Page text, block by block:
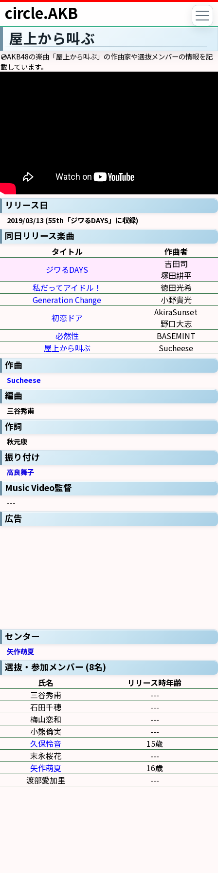
circle.AKB
屋上から叫ぶ
💿AKB48の楽曲「屋上から叫ぶ」の作曲家や選抜メンバーの情報を記
載しています。
リリース日
2019/03/13 (55th「ジワるDAYS」に収録)
同日リリース楽曲
タイトル
作曲者
ジワるDAYS
吉田司
塚田耕平
私だってアイドル！
徳田光希
Generation Change
小野貴光
初恋ドア
AkiraSunset
野口大志
必然性
BASEMINT
屋上から叫ぶ
Sucheese
作曲
Sucheese
編曲
三谷秀甫
作詞
秋元康
振り付け
高良舞子
Music Video監督
---
広告
センター
矢作萌夏
選抜・参加メンバー (8名)
氏名
リリース時年齢
三谷秀甫
---
石田千穂
---
梅山恋和
---
小熊倫実
---
久保怜音
15歳
末永桜花
---
矢作萌夏
16歳
渡部愛加里
---